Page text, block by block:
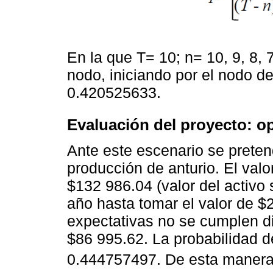
En la que T= 10; n= 10, 9, 8,
nodo, iniciando por el nodo
0.420525633.
Evaluación del proyecto:
Ante este escenario se
producción de anturio. El
$132 986.04 (valor del activo
año hasta tomar el valor de
expectativas no se cumplen
$86 995.62. La probabilidad
0.444757497. De esta